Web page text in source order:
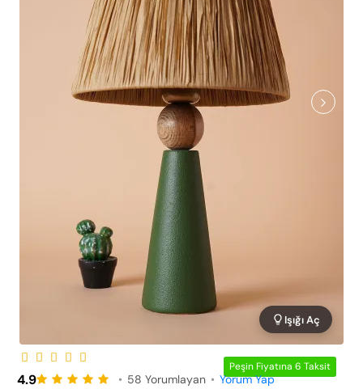
Peşin Fiyatına 6 Taksit
Işığı Aç
4.9 • 58 Yorumlayan • Yorum Yap